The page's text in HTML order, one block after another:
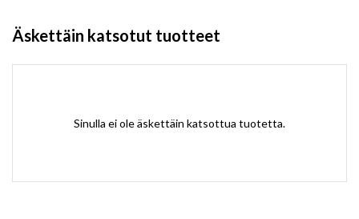
Äskettäin katsotut tuotteet
Sinulla ei ole äskettäin katsottua tuotetta.